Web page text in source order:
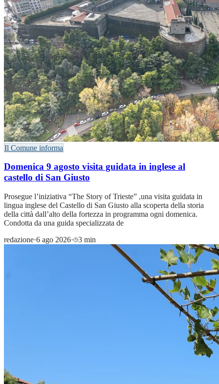
Il Comune informa
Domenica 9 agosto visita guidata in inglese al
castello di San Giusto
Prosegue l’iniziativa “The Story of Trieste” ,una visita guidata in
lingua inglese del Castello di San Giusto alla scoperta della storia
della città dall’alto della fortezza in programma ogni domenica.
Condotta da una guida specializzata de
redazione·6 ago 2026· 3 min